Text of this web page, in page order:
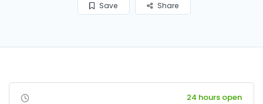
Save Share
24 hours open